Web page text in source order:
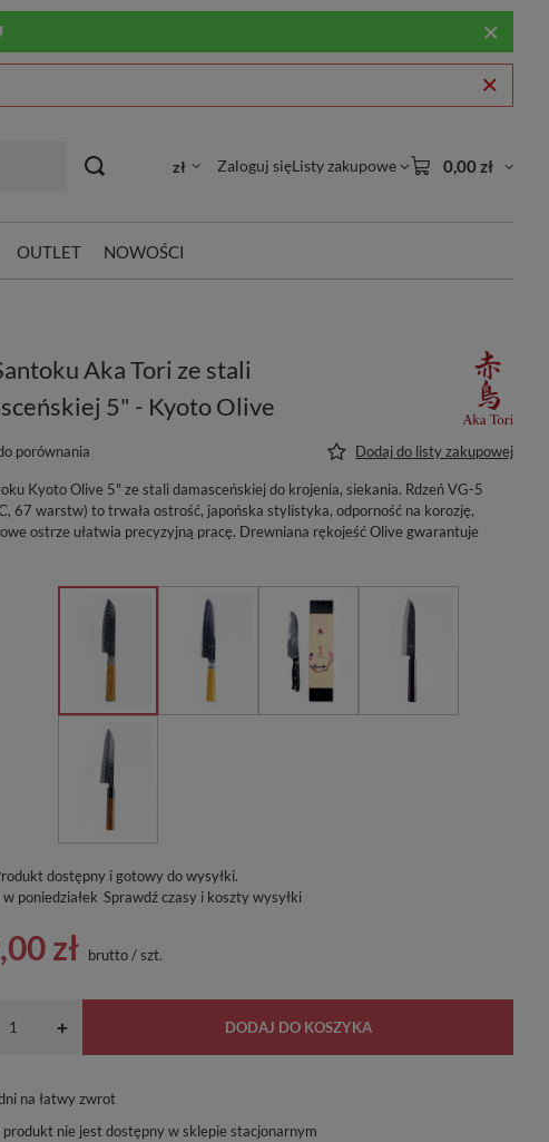
zł Zaloguj sięListy zakupowe 0,00 zł
OUTLET NOWOŚCI
Aka Tori ze stali
5" - Kyoto Olive
porównania Dodaj do listy zakupowej
Kyoto Olive 5" ze stali damasceńskiej do krojenia, siekania. Rdzeń VG-5
67 warstw) to trwała ostrość, japońska stylistyka, odporność na korozję,
ostrze ułatwia precyzyjną pracę. Drewniana rękojeść Olive gwarantuje
dostępny i gotowy do wysyłki
w poniedziałek Sprawdź czasy i koszty wysyłki
zł brutto/szt.
+ DODAJ DO KOSZYKA
na łatwy zwrot
produkt nie jest dostępny w sklepie stacjonarnym